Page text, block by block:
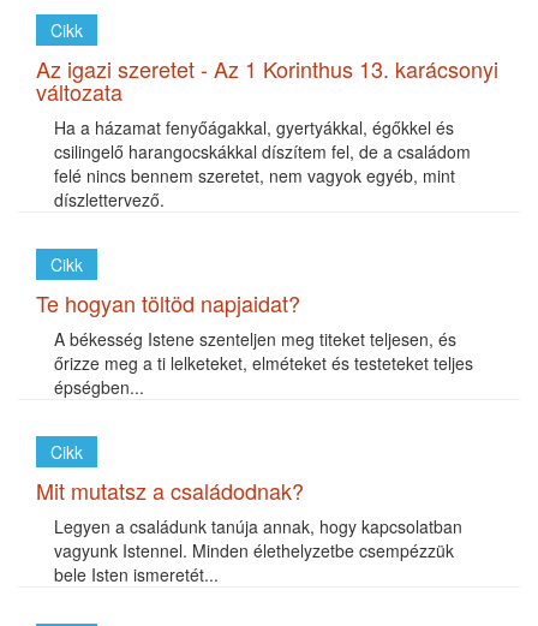
Cikk
Az igazi szeretet - Az 1 Korinthus 13. karácsonyi
változata
Ha a házamat fenyőágakkal, gyertyákkal, égőkkel és
csilingelő harangocskákkal díszítem fel, de a családom
felé nincs bennem szeretet, nem vagyok egyéb, mint
díszlettervező.
Cikk
Te hogyan töltöd napjaidat?
A békesség Istene szenteljen meg titeket teljesen, és
őrizze meg a ti lelketeket, elméteket és testeteket teljes
épségben...
Cikk
Mit mutatsz a családodnak?
Legyen a családunk tanúja annak, hogy kapcsolatban
vagyunk Istennel. Minden élethelyzetbe csempézzük
bele Isten ismeretét...